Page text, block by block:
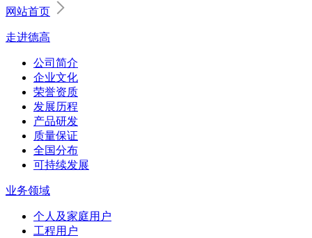
网站首页
走进德高
公司简介
企业文化
荣誉资质
发展历程
产品研发
质量保证
全国分布
可持续发展
业务领域
个人及家庭用户
工程用户